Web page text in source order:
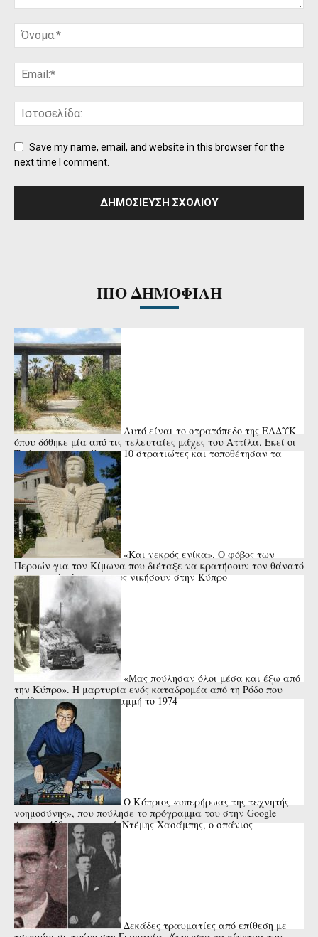
Save my name, email, and website in this browser for the
next time I comment.
ΠΙΟ ΔΗΜΟΦΙΛΗ
Αυτό είναι το στρατόπεδο της ΕΛΔΥΚ
όπου δόθηκε μία από τις τελευταίες μάχες του Αττίλα. Εκεί οι
Τούρκοι αποκεφάλισαν 10 στρατιώτες και τοποθέτησαν τα
κεφάλια ...
«Και νεκρός ενίκα». Ο φόβος των
Περσών για τον Κίμωνα που διέταξε να κρατήσουν τον θάνατό
του κρυφό μέχρι να τους νικήσουν στην Κύπρο
«Μας πούλησαν όλοι μέσα και έξω από
την Κύπρο». Η μαρτυρία ενός καταδρομέα από τη Ρόδο που
βρέθηκε στην πρώτη γραμμή το 1974
Ο Κύπριος «υπερήρωας της τεχνητής
νοημοσύνης», που πούλησε το πρόγραμμα του στην Google
έναντι 450 εκατ. ευρώ. Ντέμης Χασάμπης, ο σπάνιος
επιστήμονας.
Δεκάδες τραυματίες από επίθεση με